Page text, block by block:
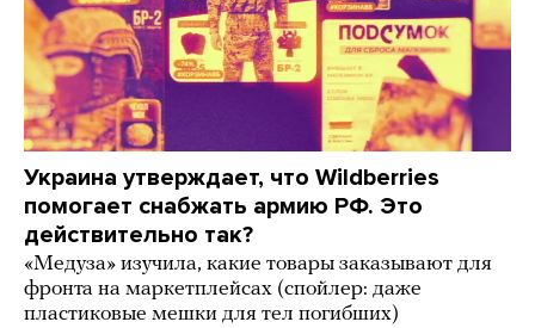
Украина утверждает, что Wildberries
помогает снабжать армию РФ. Это
действительно так?
«Медуза» изучила, какие товары заказывают для
фронта на маркетплейсах (спойлер: даже
пластиковые мешки для тел погибших)